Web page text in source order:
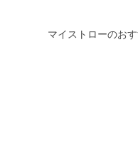
マイストローのお